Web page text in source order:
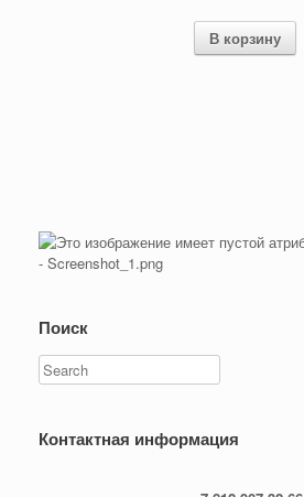
В корзину
Поиск
Search
Контактная информация